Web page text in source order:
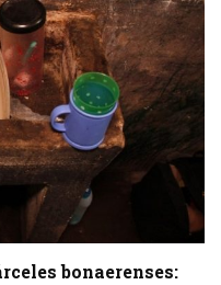
bonaerenses: